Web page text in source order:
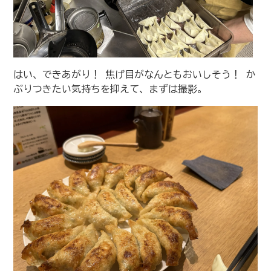
はい、できあがり！ 焦げ目がなんともおいしそう！ か
ぶりつきたい気持ちを抑えて、まずは撮影。